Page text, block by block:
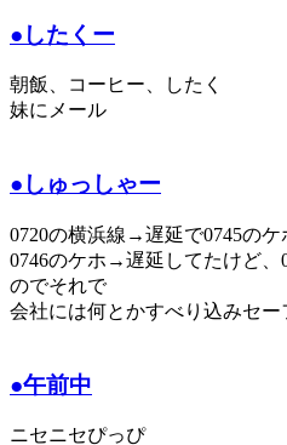
●したくー
朝飯、コーヒー、したく
妹にメール
●しゅっしゃー
0720の横浜線→遅延で0745のケ
0746のケホ→遅延してたけど、
のでそれで
会社には何とかすべり込みセー
●午前中
ニセニセぴっぴ